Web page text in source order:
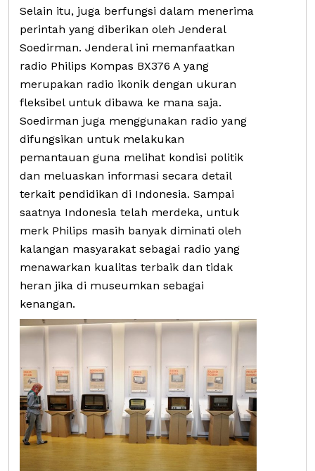
Selain itu, juga berfungsi dalam menerima
perintah yang diberikan oleh Jenderal
Soedirman. Jenderal ini memanfaatkan
radio Philips Kompas BX376 A yang
merupakan radio ikonik dengan ukuran
fleksibel untuk dibawa ke mana saja.
Soedirman juga menggunakan radio yang
difungsikan untuk melakukan
pemantauan guna melihat kondisi politik
dan meluaskan informasi secara detail
terkait pendidikan di Indonesia. Sampai
saatnya Indonesia telah merdeka, untuk
merk Philips masih banyak diminati oleh
kalangan masyarakat sebagai radio yang
menawarkan kualitas terbaik dan tidak
heran jika di museumkan sebagai
kenangan.